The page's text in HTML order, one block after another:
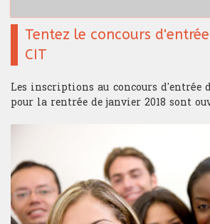
Tentez le concours
CIT
Les inscriptions au concours d'entrée
pour la rentrée de janvier 2018 sont